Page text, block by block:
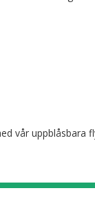
vår uppblåsbara